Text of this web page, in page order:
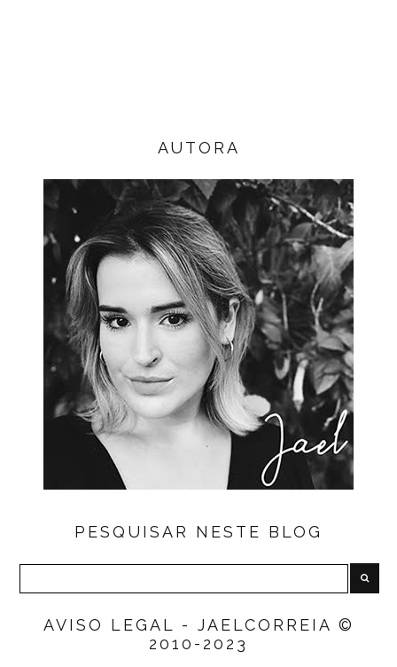
AUTORA
PESQUISAR NESTE BLOG
AVISO LEGAL - JAELCORREIA ©
2010-2023